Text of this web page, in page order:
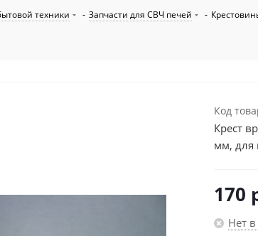
техники - Запчасти для СВЧ печей -
Код
Крест
мм, для
170
Нет